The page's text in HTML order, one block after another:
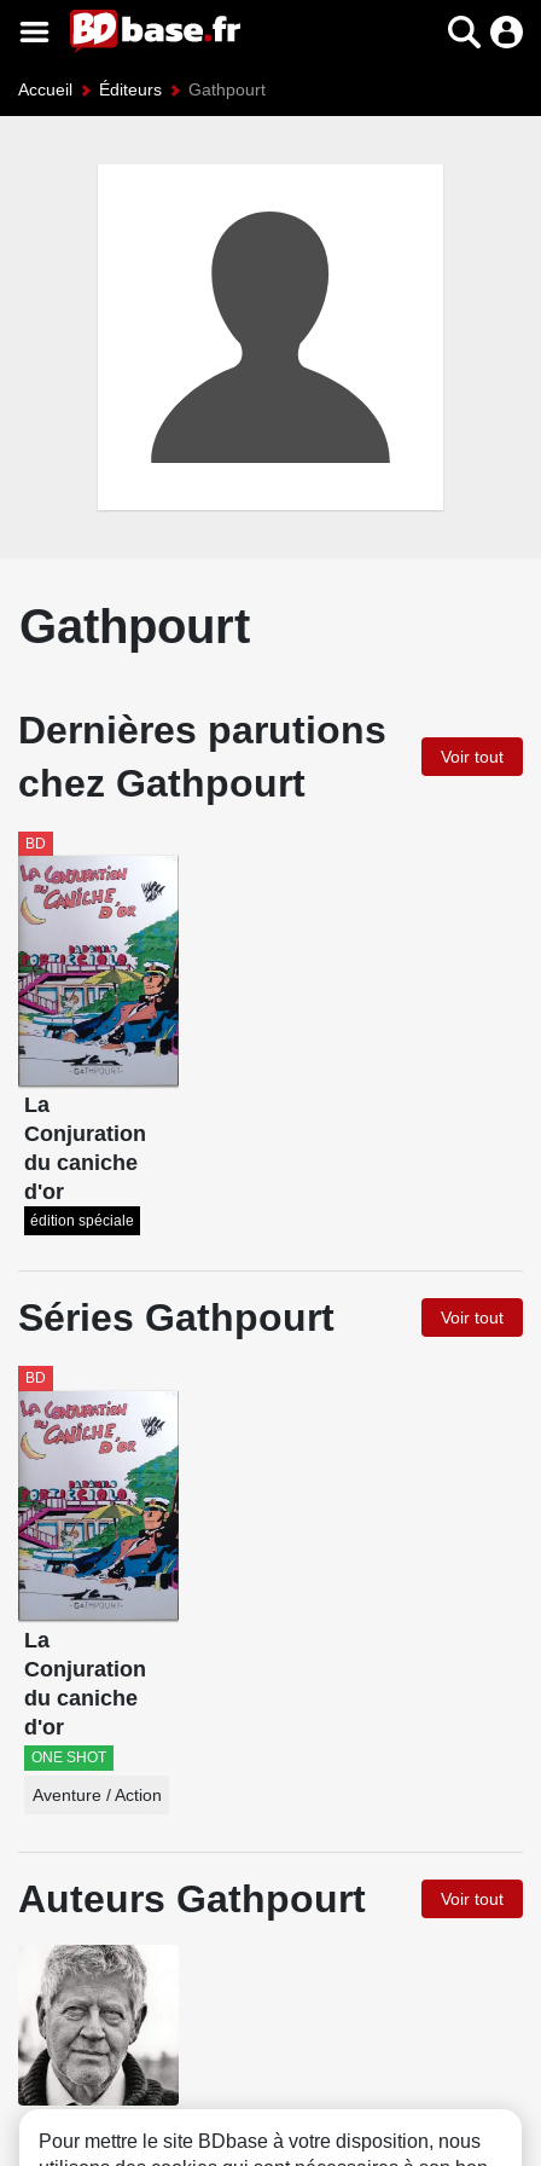
Accueil Éditeurs Gathpourt
Gathpourt
Dernières parutions
chez Gathpourt
Voir tout
BD
La
Conjuration
du caniche
d'or
édition spéciale
Séries Gathpourt Voir tout
BD
La
Conjuration
du caniche
d'or
ONE SHOT
Aventure / Action
Auteurs Gathpourt Voir tout
Pour mettre le site BDbase à votre disposition, nous